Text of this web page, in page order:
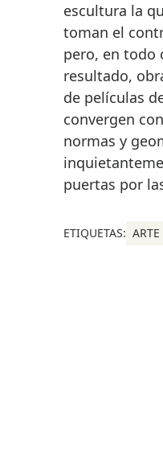
escultura la
toman el
pero, en todo
resultado,
de películas
convergen
normas y
puertas por
ETIQUETAS: ARTE